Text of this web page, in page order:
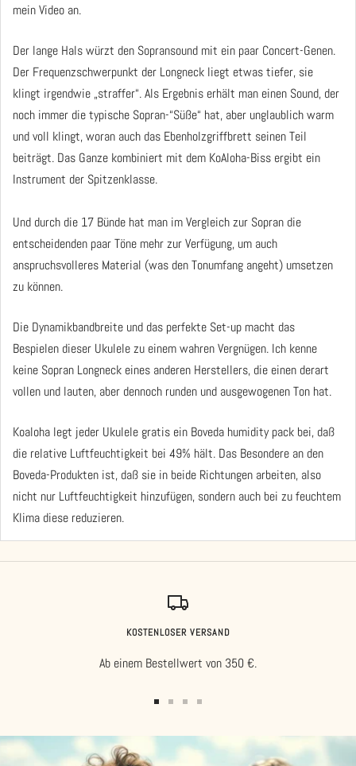
mein Video an.
Der lange Hals würzt den Sopransound mit ein paar Concert-Genen.
Der Frequenzschwerpunkt der Longneck liegt etwas tiefer, sie
klingt irgendwie „straffer“. Als Ergebnis erhält man einen Sound, der
noch immer die typische Sopran-“Süße“ hat, aber unglaublich warm
und voll klingt, woran auch das Ebenholzgriffbrett seinen Teil
beiträgt. Das Ganze kombiniert mit dem KoAloha-Biss ergibt ein
Instrument der Spitzenklasse.
Und durch die 17 Bünde hat man im Vergleich zur Sopran die
entscheidenden paar Töne mehr zur Verfügung, um auch
anspruchsvolleres Material (was den Tonumfang angeht) umsetzen
zu können.
Die Dynamikbandbreite und das perfekte Set-up macht das
Bespielen dieser Ukulele zu einem wahren Vergnügen. Ich kenne
keine Sopran Longneck eines anderen Herstellers, die einen derart
vollen und lauten, aber dennoch runden und ausgewogenen Ton hat.
Koaloha legt jeder Ukulele gratis ein Boveda humidity pack bei, daß
die relative Luftfeuchtigkeit bei 49% hält. Das Besondere an den
Boveda-Produkten ist, daß sie in beide Richtungen arbeiten, also
nicht nur Luftfeuchtigkeit hinzufügen, sondern auch bei zu feuchtem
Klima diese reduzieren.
KOSTENLOSER VERSAND
Ab einem Bestellwert von 350 €.
SlideSlideSlideSlide
4